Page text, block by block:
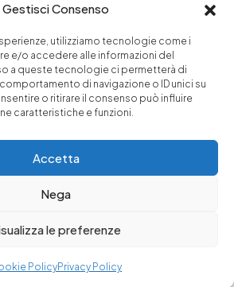
Gestisci Consenso
utilizziamo tecnologie come i
e/o accedere alle informazioni del
a queste tecnologie ci permetterà di
di navigazione o ID unici su
o ritirare il consenso può influire
caratteristiche e funzioni.
Accetta
Nega
le preferenze
PolicyPrivacy Policy
Chi siamo
Servizi di tutela legale
e approfondimenti
riservati